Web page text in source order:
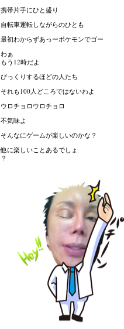
携帯片手にひと盛り
自転車運転しながらのひとも
最初わからずあっーポケモンでゴー
わぁ
もう12時だよ
びっくりするほどの人たち
それも100人どころではないわよ
ウロチョロウロチョロ
不気味よ
そんなにゲームが楽しいのかな？
他に楽しいことあるでしょ
？